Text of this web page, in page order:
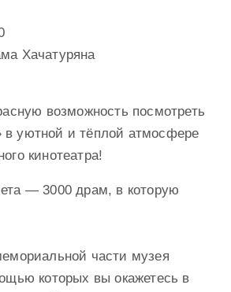
Хачатуряна
возможность посмотреть
уютной и тёплой атмосфере
кинотеатра!
— 3000 драм, в которую
части музея
которых вы окажетесь в